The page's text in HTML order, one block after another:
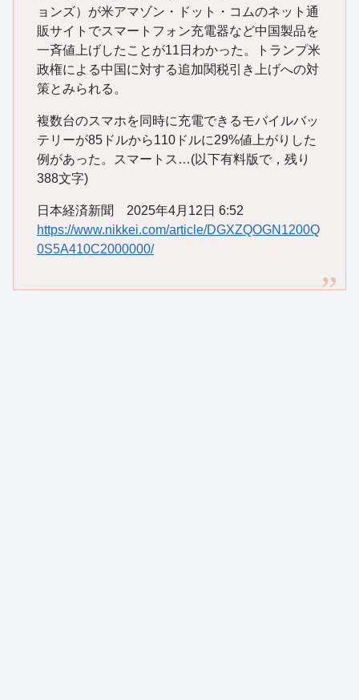
ョンズ）が米アマゾン・ドット・コムのネット通
販サイトでスマートフォン充電器など中国製品を
一斉値上げしたことが11日わかった。トランプ米
政権による中国に対する追加関税引き上げへの対
策とみられる。
複数台のスマホを同時に充電できるモバイルバッ
テリーが85ドルから110ドルに29%値上がりした
例があった。スマートス…(以下有料版で，残り
388文字)
日本経済新聞 2025年4月12日 6:52
https://www.nikkei.com/article/DGXZQOGN1200Q
0S5A410C2000000/